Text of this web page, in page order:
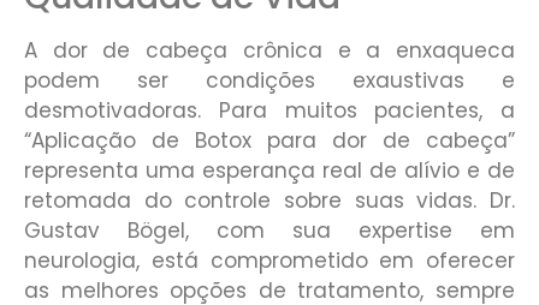
A dor de cabeça crônica e a enxaqueca
podem ser condições exaustivas e
desmotivadoras. Para muitos pacientes, a
“Aplicação de Botox para dor de cabeça”
representa uma esperança real de alívio e de
retomada do controle sobre suas vidas. Dr.
Gustav Bögel, com sua expertise em
neurologia, está comprometido em oferecer
as melhores opções de tratamento, sempre